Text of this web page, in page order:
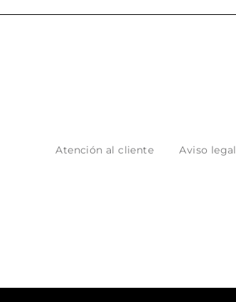
Atención al cliente Aviso legal